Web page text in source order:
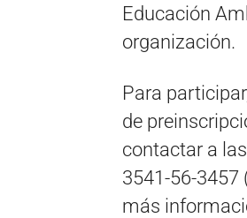
Educación
organización.
Para
de
contactar a
3541-56-3457
más